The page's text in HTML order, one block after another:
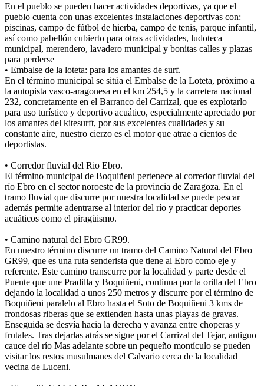
En el pueblo se pueden hacer actividades deportivas, ya que el
pueblo cuenta con unas excelentes instalaciones deportivas con:
piscinas, campo de fútbol de hierba, campo de tenis, parque infantil,
así como pabellón cubierto para otras actividades, ludoteca
municipal, merendero, lavadero municipal y bonitas calles y plazas
para perderse
• Embalse de la loteta: para los amantes de surf.
En el término municipal se sitúa el Embalse de la Loteta, próximo a
la autopista vasco-aragonesa en el km 254,5 y la carretera nacional
232, concretamente en el Barranco del Carrizal, que es explotarlo
para uso turístico y deportivo acuático, especialmente apreciado por
los amantes del kitesurft, por sus excelentes cualidades y su
constante aire, nuestro cierzo es el motor que atrae a cientos de
deportistas.
• Corredor fluvial del Rio Ebro.
El término municipal de Boquiñeni pertenece al corredor fluvial del
río Ebro en el sector noroeste de la provincia de Zaragoza. En el
tramo fluvial que discurre por nuestra localidad se puede pescar
además permite adentrarse al interior del río y practicar deportes
acuáticos como el piragüismo.
• Camino natural del Ebro GR99.
En nuestro término discurre un tramo del Camino Natural del Ebro
GR99, que es una ruta senderista que tiene al Ebro como eje y
referente. Este camino transcurre por la localidad y parte desde el
Puente que une Pradilla y Boquiñeni, continua por la orilla del Ebro
dejando la localidad a unos 250 metros y discurre por el término de
Boquiñeni paralelo al Ebro hasta el Soto de Boquiñeni 3 kms de
frondosas riberas que se extienden hasta unas playas de gravas.
Enseguida se desvía hacia la derecha y avanza entre choperas y
frutales. Tras dejarlas atrás se sigue por el Carrizal del Tejar, antiguo
cauce del río Mas adelante sobre un pequeño montículo se pueden
visitar los restos musulmanes del Calvario cerca de la localidad
vecina de Luceni.